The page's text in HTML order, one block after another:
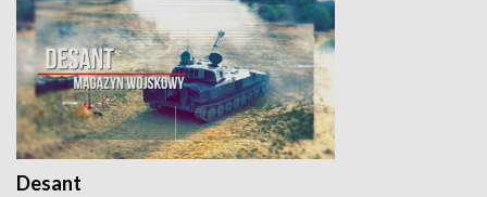
Desant